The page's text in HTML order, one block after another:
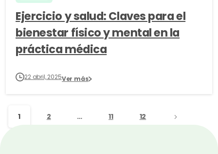
Ejercicio y salud: Claves para el
bienestar físico y mental en la
práctica médica
22 abril, 2025Ver más
1 2 … 11 12